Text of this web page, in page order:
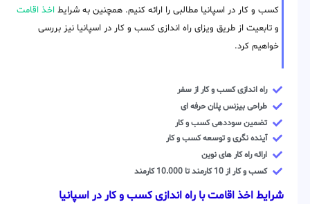
کسب و کار در اسپانیا مطالبی را ارائه کنیم. همچنین به شرایط اخذ اقامت
و تابعیت از طریق ویزای راه اندازی کسب و کار در اسپانیا نیز بررسی
خواهیم کرد.
راه اندازی کسب و کار از سفر
طراحی بیزنس پلان حرفه ای
تضمین سوددهی کسب و کار
آینده نگری و توسعه کسب و کار
ارائه راه کار های نوین
کسب و کار از 10 کارمند تا 10.000 کارمند
شرایط اخذ اقامت با راه اندازی کسب و کار در اسپانیا